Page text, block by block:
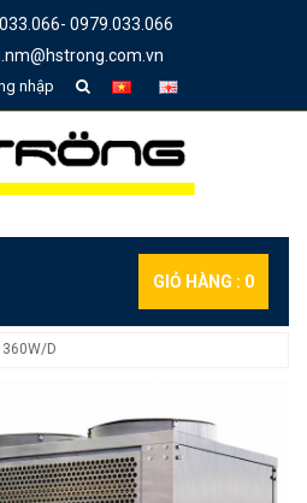
0979.033.066
nhập
GIỎ HÀNG : 0
360W/D